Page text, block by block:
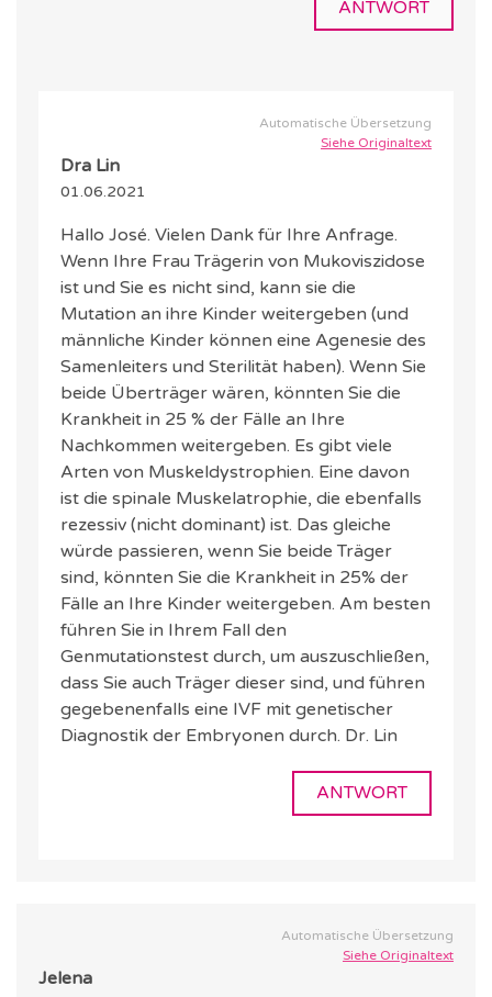
ANTWORT
Automatische Übersetzung
Siehe Originaltext
Dra Lin
01.06.2021
Hallo José. Vielen Dank für Ihre Anfrage.
Wenn Ihre Frau Trägerin von Mukoviszidose
ist und Sie es nicht sind, kann sie die
Mutation an ihre Kinder weitergeben (und
männliche Kinder können eine Agenesie des
Samenleiters und Sterilität haben). Wenn Sie
beide Überträger wären, könnten Sie die
Krankheit in 25 % der Fälle an Ihre
Nachkommen weitergeben. Es gibt viele
Arten von Muskeldystrophien. Eine davon
ist die spinale Muskelatrophie, die ebenfalls
rezessiv (nicht dominant) ist. Das gleiche
würde passieren, wenn Sie beide Träger
sind, könnten Sie die Krankheit in 25% der
Fälle an Ihre Kinder weitergeben. Am besten
führen Sie in Ihrem Fall den
Genmutationstest durch, um auszuschließen,
dass Sie auch Träger dieser sind, und führen
gegebenenfalls eine IVF mit genetischer
Diagnostik der Embryonen durch. Dr. Lin
ANTWORT
Automatische Übersetzung
Siehe Originaltext
Jelena